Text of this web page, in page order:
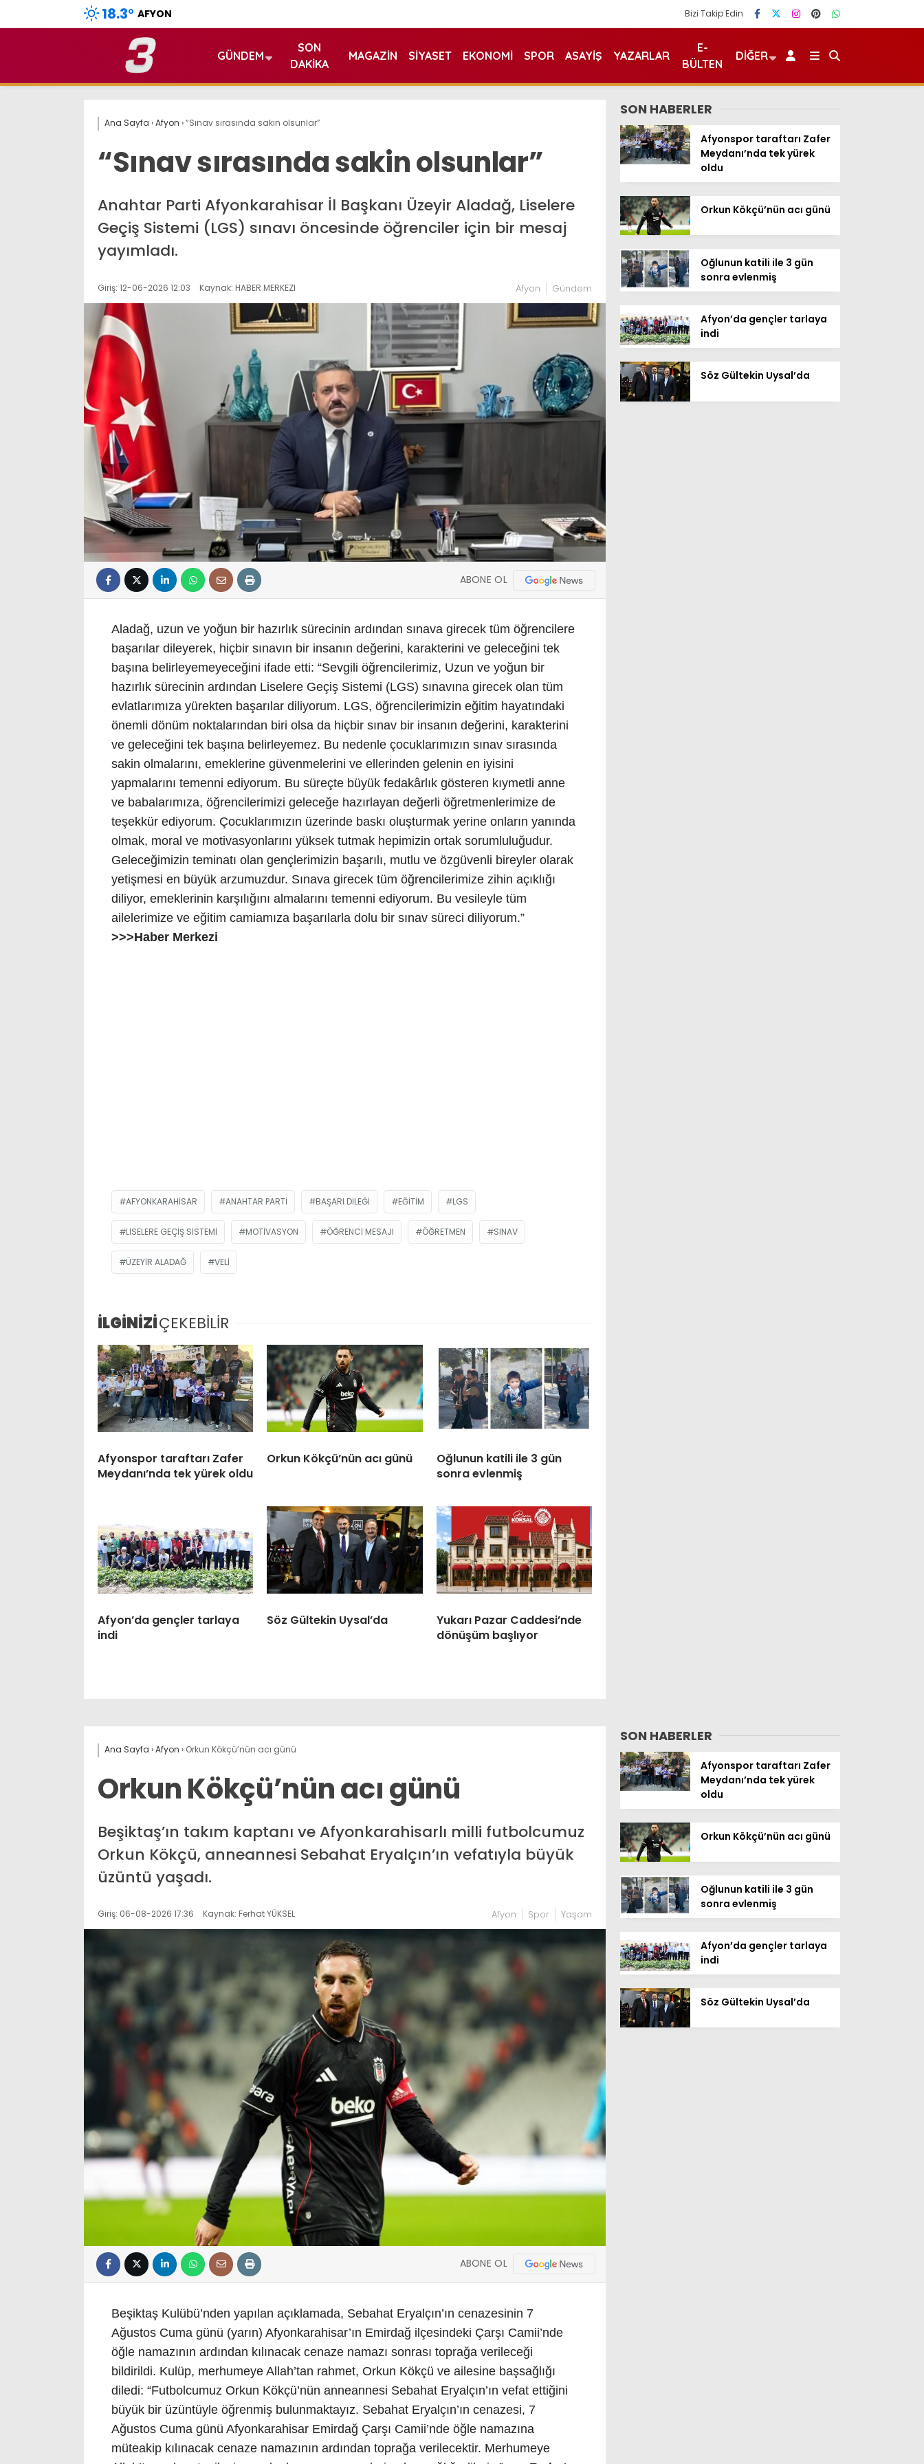
18.3° AFYON Bizi Takip Edin
GÜNDEM
SON
DAKIKA
MAGAZIN SIYASET EKONOMI SPOR ASAYIŞ YAZARLAR
E-
BÜLTEN
DIĞER
Ana Sayfa ›Afyon ›“Sınav sırasında sakin olsunlar”
“Sınav sırasında sakin olsunlar”
Anahtar Parti Afyonkarahisar İl Başkanı Üzeyir Aladağ, Liselere
Geçiş Sistemi (LGS) sınavı öncesinde öğrenciler için bir mesaj
yayımladı.
Giriş: 12-06-2026 12:03 Kaynak: HABER MERKEZI Afyon Gündem
ABONE OL
Aladağ, uzun ve yoğun bir hazırlık sürecinin ardından sınava girecek tüm öğrencilere
başarılar dileyerek, hiçbir sınavın bir insanın değerini, karakterini ve geleceğini tek
başına belirleyemeyeceğini ifade etti: “Sevgili öğrencilerimiz, Uzun ve yoğun bir
hazırlık sürecinin ardından Liselere Geçiş Sistemi (LGS) sınavına girecek olan tüm
evlatlarımıza yürekten başarılar diliyorum. LGS, öğrencilerimizin eğitim hayatındaki
önemli dönüm noktalarından biri olsa da hiçbir sınav bir insanın değerini, karakterini
ve geleceğini tek başına belirleyemez. Bu nedenle çocuklarımızın sınav sırasında
sakin olmalarını, emeklerine güvenmelerini ve ellerinden gelenin en iyisini
yapmalarını temenni ediyorum. Bu süreçte büyük fedakârlık gösteren kıymetli anne
ve babalarımıza, öğrencilerimizi geleceğe hazırlayan değerli öğretmenlerimize de
teşekkür ediyorum. Çocuklarımızın üzerinde baskı oluşturmak yerine onların yanında
olmak, moral ve motivasyonlarını yüksek tutmak hepimizin ortak sorumluluğudur.
Geleceğimizin teminatı olan gençlerimizin başarılı, mutlu ve özgüvenli bireyler olarak
yetişmesi en büyük arzumuzdur. Sınava girecek tüm öğrencilerimize zihin açıklığı
diliyor, emeklerinin karşılığını almalarını temenni ediyorum. Bu vesileyle tüm
ailelerimize ve eğitim camiamıza başarılarla dolu bir sınav süreci diliyorum.”
>>>Haber Merkezi
AFYONKARAHISAR ANAHTAR PARTI BAŞARI DILEĞI EĞITIM LGS
LISELERE GEÇIŞ SISTEMI MOTIVASYON ÖĞRENCI MESAJI ÖĞRETMEN SINAV
ÜZEYIR ALADAĞ VELI
İLGİNİZİÇEKEBİLİR
Afyonspor taraftarı Zafer
Meydanı’nda tek yürek oldu
Orkun Kökçü’nün acı günü
Oğlunun katili ile 3 gün
sonra evlenmiş
Afyon’da gençler tarlaya
indi
Söz Gültekin Uysal’da
Yukarı Pazar Caddesi’nde
dönüşüm başlıyor
SON HABERLER
Afyonspor taraftarı Zafer
Meydanı’nda tek yürek
oldu
Orkun Kökçü’nün acı günü
Oğlunun katili ile 3 gün
sonra evlenmiş
Afyon’da gençler tarlaya
indi
Söz Gültekin Uysal’da
Ana Sayfa ›Afyon › Orkun Kökçü’nün acı günü
Orkun Kökçü’nün acı günü
Beşiktaş’ın takım kaptanı ve Afyonkarahisarlı milli futbolcumuz
Orkun Kökçü, anneannesi Sebahat Eryalçın’ın vefatıyla büyük
üzüntü yaşadı.
Giriş: 06-08-2026 17:36 Kaynak: Ferhat YÜKSEL Afyon Spor Yaşam
ABONE OL
Beşiktaş Kulübü’nden yapılan açıklamada, Sebahat Eryalçın’ın cenazesinin 7
Ağustos Cuma günü (yarın) Afyonkarahisar’ın Emirdağ ilçesindeki Çarşı Camii’nde
öğle namazının ardından kılınacak cenaze namazı sonrası toprağa verileceği
bildirildi. Kulüp, merhumeye Allah’tan rahmet, Orkun Kökçü ve ailesine başsağlığı
diledi: “Futbolcumuz Orkun Kökçü’nün anneannesi Sebahat Eryalçın’ın vefat ettiğini
büyük bir üzüntüyle öğrenmiş bulunmaktayız. Sebahat Eryalçın’ın cenazesi, 7
Ağustos Cuma günü Afyonkarahisar Emirdağ Çarşı Camii’nde öğle namazına
müteakip kılınacak cenaze namazının ardından toprağa verilecektir. Merhumeye
SON HABERLER
Afyonspor taraftarı Zafer
Meydanı’nda tek yürek
oldu
Orkun Kökçü’nün acı günü
Oğlunun katili ile 3 gün
sonra evlenmiş
Afyon’da gençler tarlaya
indi
Söz Gültekin Uysal’da